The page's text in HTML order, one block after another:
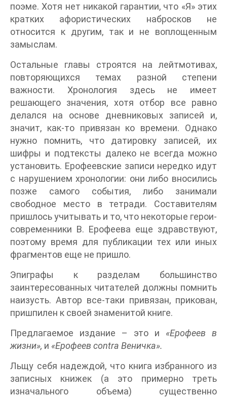
поэме. Хотя нет никакой гарантии, что «Я» этих
кратких афористических набросков не
относится к другим, так и не воплощенным
замыслам.
Остальные главы строятся на лейтмотивах,
повторяющихся темах разной степени
важности. Хронология здесь не имеет
решающего значения, хотя отбор все равно
делался на основе дневниковых записей и,
значит, как-то привязан ко времени. Однако
нужно помнить, что датировку записей, их
шифры и подтексты далеко не всегда можно
установить. Ерофеевские записи нередко идут
с нарушением хронологии: они либо вносились
позже самого события, либо занимали
свободное место в тетради. Составителям
пришлось учитывать и то, что некоторые герои-
современники В. Ерофеева еще здравствуют,
поэтому время для публикации тех или иных
фрагментов еще не пришло.
Эпиграфы к разделам большинство
заинтересованных читателей должны помнить
наизусть. Автор все-таки привязан, прикован,
пришпилен к своей знаменитой книге.
Предлагаемое издание – это и «Ерофеев в
жизни», и «Ерофеев contra Веничка».
Льщу себя надеждой, что книга избранного из
записных книжек (а это примерно треть
изначального объема) существенно